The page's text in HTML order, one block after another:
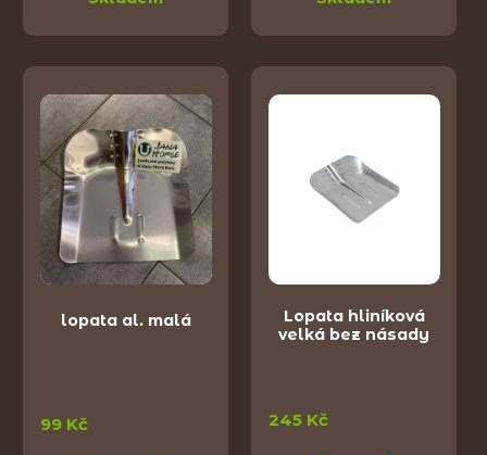
lopata al. malá
99 Kč
Lopata hliníková
velká bez násady
245 Kč